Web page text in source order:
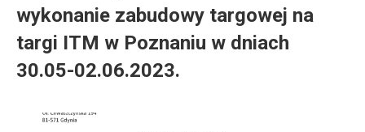
wykonanie zabudowy targowej na
targi ITM w Poznaniu w dniach
30.05-02.06.2023.